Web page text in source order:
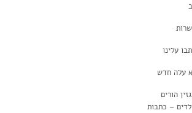
עלינו
עלה חדש
הורים
– כתבות